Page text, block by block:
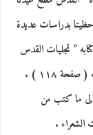
بدراسات عديدة
” تجليات القدس
١١٨ ) .
إلى ما كتب من
الشعراء .